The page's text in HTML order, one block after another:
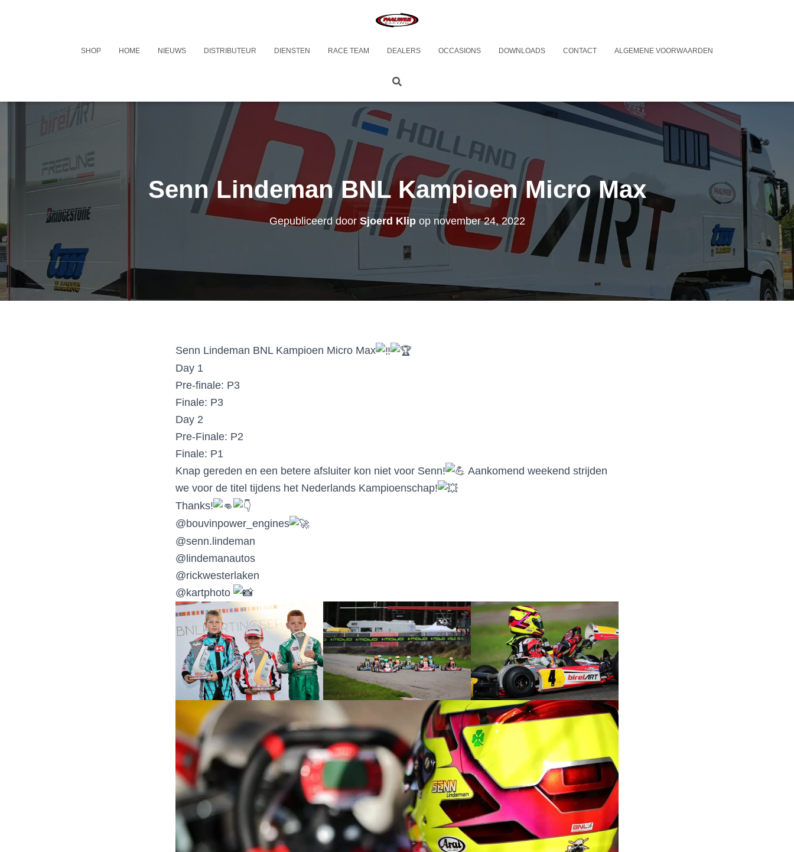
SHOP HOME NIEUWS DISTRIBUTEUR DIENSTEN RACE TEAM DEALERS OCCASIONS DOWNLOADS CONTACT ALGEMENE VOORWAARDEN
Senn Lindeman BNL Kampioen Micro Max
Gepubliceerd door Sjoerd Klipop november 24, 2022
Senn Lindeman BNL Kampioen Micro Max
Day 1
Pre-finale: P3
Finale: P3
Day 2
Pre-Finale: P2
Finale: P1
Knap gereden en een betere afsluiter kon niet voor Senn!
Aankomend weekend strijden
we voor de titel tijdens het Nederlands Kampioenschap!
Thanks!
@bouvinpower_engines
@senn.lindeman
@lindemanautos
@rickwesterlaken
@kartphoto